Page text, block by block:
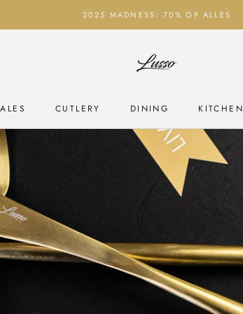
2025 MADNESS: 70% OP ALLES
CUTLERY
DINING
KITCHEN